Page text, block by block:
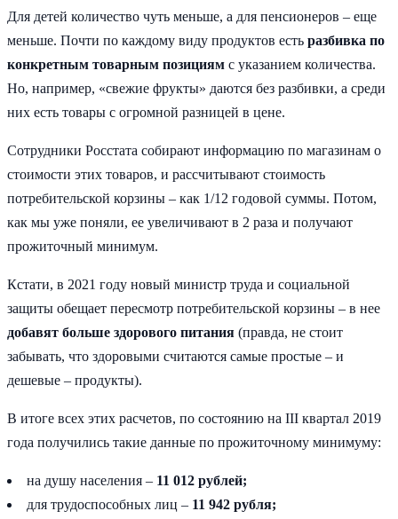
Для детей количество чуть меньше, а для пенсионеров – еще
меньше. Почти по каждому виду продуктов есть разбивка по
конкретным товарным позициям с указанием количества.
Но, например, «свежие фрукты» даются без разбивки, а среди
них есть товары с огромной разницей в цене.
Сотрудники Росстата собирают информацию по магазинам о
стоимости этих товаров, и рассчитывают стоимость
потребительской корзины – как 1/12 годовой суммы. Потом,
как мы уже поняли, ее увеличивают в 2 раза и получают
прожиточный минимум.
Кстати, в 2021 году новый министр труда и социальной
защиты обещает пересмотр потребительской корзины – в нее
добавят больше здорового питания (правда, не стоит
забывать, что здоровыми считаются самые простые – и
дешевые – продукты).
В итоге всех этих расчетов, по состоянию на III квартал 2019
года получились такие данные по прожиточному минимуму:
на душу населения – 11 012 рублей;
для трудоспособных лиц – 11 942 рубля;